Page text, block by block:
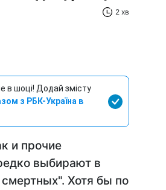
2 хв
в шоці! Додай змісту
з РБК-Україна в
и прочие
выбирают в
Хотя бы по